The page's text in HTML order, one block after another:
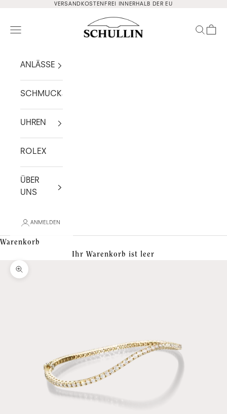
Zum Inhalt springenVERSANDKOSTENFREI INNERHALB DER EU
Schullin
Navigationsmenü öffnen
Suche
ANLÄSSE
SCHMUCK
UHREN
ROLEX
ÜBER
UNS
ANMELDEN
Warenkorb
Ihr Warenkorb ist leer
Bild vergrößern